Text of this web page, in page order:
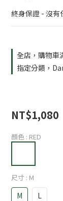
終身保證 - 沒有
全店，購物車
指定分類，
NT$1,080
顏色 : RED
尺寸 : M
M L